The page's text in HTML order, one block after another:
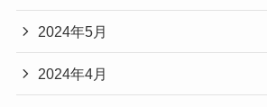
2024年5月
2024年4月